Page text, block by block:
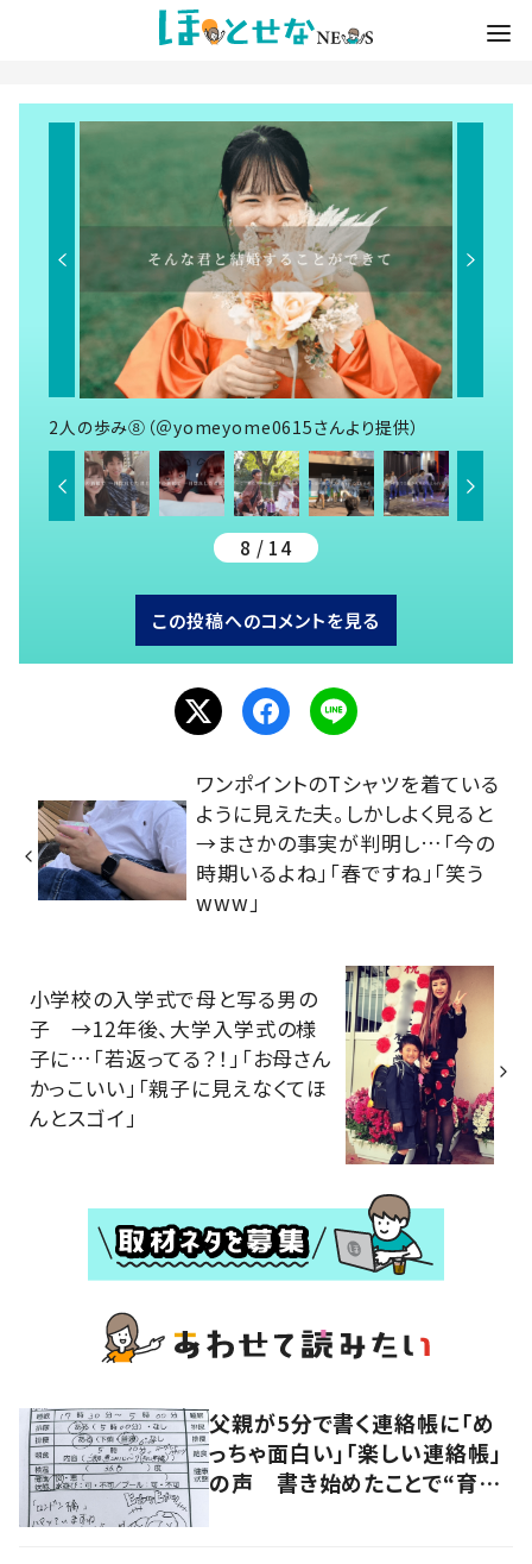
2人の歩み⑧（＠yomeyome0615さんより提供）
8 / 14
この投稿へのコメントを見る
ワンポイントのTシャツを着ている
ように見えた夫。しかしよく見ると
→まさかの事実が判明し…「今の
時期いるよね」「春ですね」「笑う
www」
小学校の入学式で母と写る男の
子 →12年後、大学入学式の様
子に…「若返ってる？！」「お母さん
かっこいい」「親子に見えなくてほ
んとスゴイ」
父親が5分で書く連絡帳に「め
っちゃ面白い」「楽しい連絡帳」
の声 書き始めたことで“育児